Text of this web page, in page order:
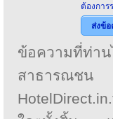
ต้องการ
ส่งข้
ข้อความที่ท่าน
สาธารณชน